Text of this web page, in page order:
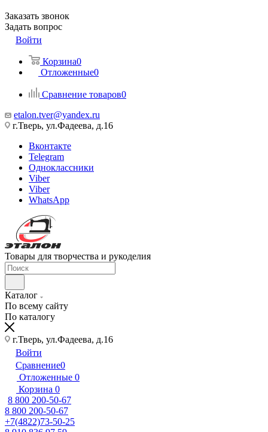
Заказать звонок
Задать вопрос
Войти
Корзина0
Отложенные0
Сравнение товаров0
etalon.tver@yandex.ru
г.Тверь, ул.Фадеева, д.16
Вконтакте
Telegram
Одноклассники
Viber
Viber
WhatsApp
Товары для творчества и рукоделия
Каталог
По всему сайту
По каталогу
г.Тверь, ул.Фадеева, д.16
Войти
Сравнение0
Отложенные 0
Корзина 0
8 800 200-50-67
8 800 200-50-67
+7(4822)73-50-25